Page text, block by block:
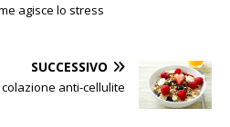
agisce lo stress
SUCCESSIVO
anti-cellulite